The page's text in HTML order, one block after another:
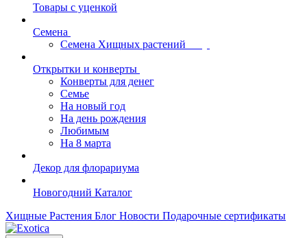
Товары с уценкой
Семена
Семена Хищных растений
Открытки и конверты
Конверты для денег
Семье
На новый год
На день рождения
Любимым
На 8 марта
Декор для флорариума
Новогодний Каталог
Хищные Растения Блог Новости Подарочные сертификаты